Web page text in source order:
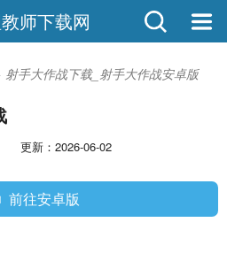
师下载网
射手大作战下载_射手大作战安卓版
更新：2026-06-02
前往安卓版